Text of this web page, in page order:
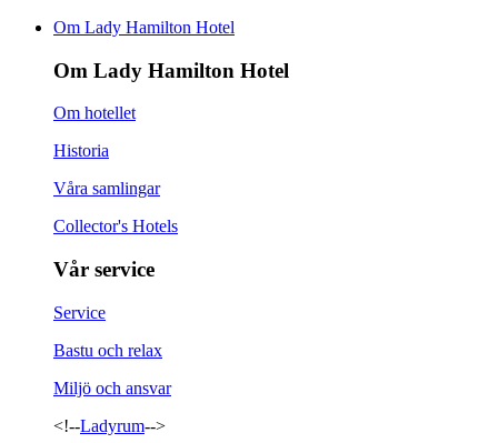
Om Lady Hamilton Hotel
Om Lady Hamilton Hotel
Om hotellet
Historia
Våra samlingar
Collector's Hotels
Vår service
Service
Bastu och relax
Miljö och ansvar
<!--Ladyrum-->